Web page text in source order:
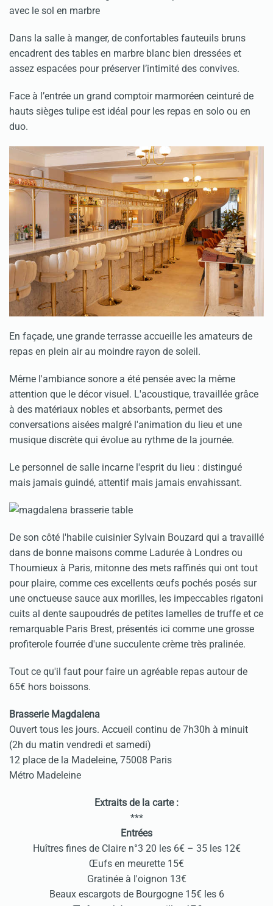
avec le sol en marbre
Dans la salle à manger, de confortables fauteuils bruns
encadrent des tables en marbre blanc bien dressées et
assez espacées pour préserver l’intimité des convives.
Face à l’entrée un grand comptoir marmoréen ceinturé de
hauts sièges tulipe est idéal pour les repas en solo ou en
duo.
En façade, une grande terrasse accueille les amateurs de
repas en plein air au moindre rayon de soleil.
Même l'ambiance sonore a été pensée avec la même
attention que le décor visuel. L'acoustique, travaillée grâce
à des matériaux nobles et absorbants, permet des
conversations aisées malgré l'animation du lieu et une
musique discrète qui évolue au rythme de la journée.
Le personnel de salle incarne l'esprit du lieu : distingué
mais jamais guindé, attentif mais jamais envahissant.
De son côté l'habile cuisinier Sylvain Bouzard qui a travaillé
dans de bonne maisons comme Ladurée à Londres ou
Thoumieux à Paris, mitonne des mets raffinés qui ont tout
pour plaire, comme ces excellents œufs pochés posés sur
une onctueuse sauce aux morilles, les impeccables rigatoni
cuits al dente saupoudrés de petites lamelles de truffe et ce
remarquable Paris Brest, présentés ici comme une grosse
profiterole fourrée d'une succulente crème très pralinée.
Tout ce qu'il faut pour faire un agréable repas autour de
65€ hors boissons.
Brasserie Magdalena
Ouvert tous les jours. Accueil continu de 7h30h à minuit
(2h du matin vendredi et samedi)
12 place de la Madeleine, 75008 Paris
Métro Madeleine
Extraits de la carte :
***
Entrées
Huîtres fines de Claire n°3 20 les 6€ – 35 les 12€
Œufs en meurette 15€
Gratinée à l'oignon 13€
Beaux escargots de Bourgogne 15€ les 6